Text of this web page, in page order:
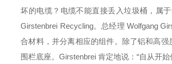
坏的电缆？电缆不能直接丢入垃圾桶，属
Girstenbrei Recycling。总经理 Wolfgang
合材料，并分离相应的组件。除了铝和高
围栏底座。Girstenbrei 肯定地说：“自从开